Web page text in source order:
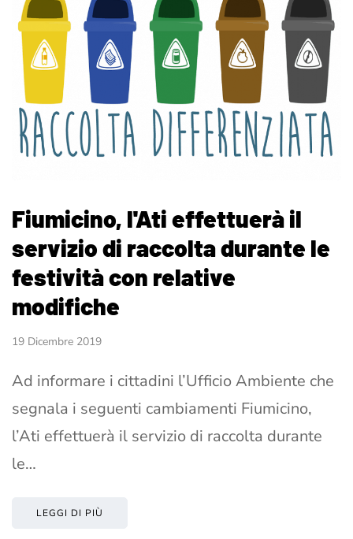
Fiumicino, l'Ati effettuerà il
servizio di raccolta durante le
festività con relative
modifiche
19 Dicembre 2019
Ad informare i cittadini l’Ufficio Ambiente che
segnala i seguenti cambiamenti Fiumicino,
l’Ati effettuerà il servizio di raccolta durante
le…
LEGGI DI PIÙ